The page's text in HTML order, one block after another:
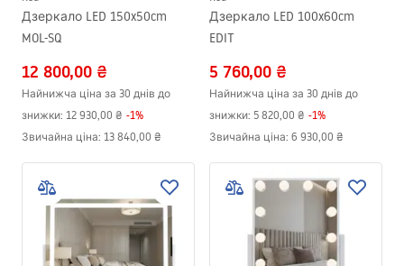
Дзеркало LED 150x50cm
MOL-SQ
12 800,00 ₴
Найнижча ціна за 30 днів до
знижки: 12 930,00 ₴ -1%
Звичайна ціна: 13 840,00 ₴
Дзеркало LED 100x60cm
EDIT
5 760,00 ₴
Найнижча ціна за 30 днів до
знижки: 5 820,00 ₴ -1%
Звичайна ціна: 6 930,00 ₴